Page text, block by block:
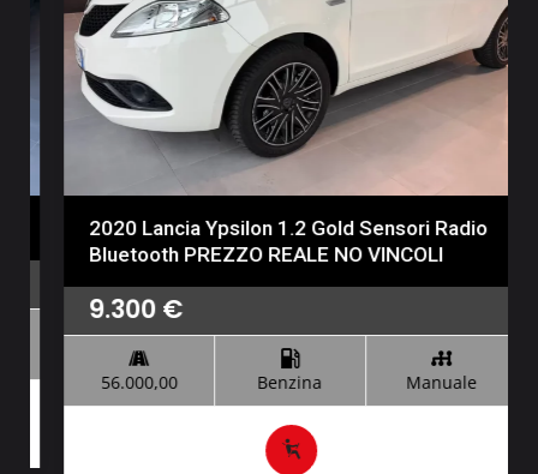
2020 Lancia Ypsilon 1.2 Gold Sensori Radio
Bluetooth PREZZO REALE NO VINCOLI
9.300€
56.000,00 Benzina Manuale